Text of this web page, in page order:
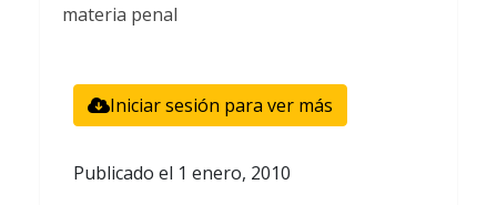
materia penal
Iniciar sesión para ver más
Publicado el 1 enero, 2010